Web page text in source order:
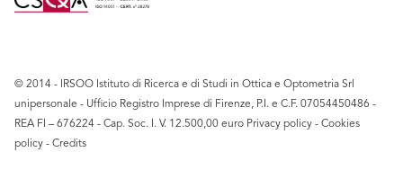
© 2014 - IRSOO Istituto di Ricerca e di Studi in Ottica e Optometria Srl
unipersonale - Ufficio Registro Imprese di Firenze, P.I. e C.F. ‍07054450486 -
REA FI – 676224 - Cap. Soc. I. V. 12.500,00 euro Privacy policy - Cookies
policy - Credits